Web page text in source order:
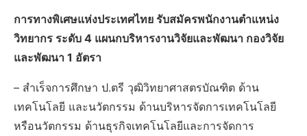
การทางพิเศษแห่งประเทศไทย รับสมัครพนักงานตำแหน่ง
วิทยากร ระดับ 4 แผนกบริหารงานวิจัยและพัฒนา กองวิจัย
และพัฒนา 1 อัตรา
– สำเร็จการศึกษา ป.ตรี วุฒิวิทยาศาสตรบัณฑิต ด้าน
เทคโนโลยี และนวัตกรรม ด้านบริหารจัดการเทคโนโลยี
หรือนวัตกรรม ด้านธุรกิจเทคโนโลยีและการจัดการ